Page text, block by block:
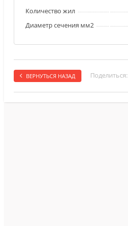
Количество жил
Диаметр сечения мм2
ВЕРНУТЬСЯ НАЗАД Поделиться: